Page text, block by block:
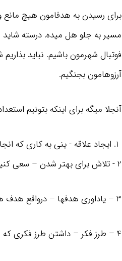
برای رسیدن به هدفامون هیچ
مسیر به جلو هل میده. درسته شاید
فوتبال شهرمون باشیم. نباید
آرزوهامون بجنگیم.
آنجلا میگه برای اینکه بتونیم
ایجاد علاقه - ینی به کاری که
2 - تلاش برای بهتر شدن – سعی کنیم هر روز تموم توانمون رو بذاریم تا از روز قبل بهتر باشیم
3 – یاداوری هدفها – درواقع هدف های بزرگ رو به خودمون یاداوری کنیم و بهشون فکر کنیم
4 – طرز فکر – داشتن طرز فکری که همراه با رشد باشه